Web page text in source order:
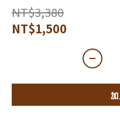
NT$3,380
NT$1,500